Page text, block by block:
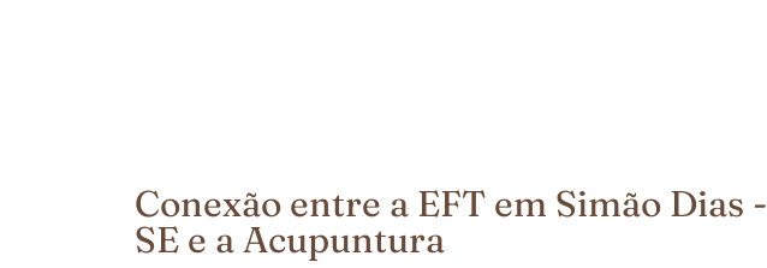
Conexão entre a EFT em Simão Dias -
SE e a Acupuntura